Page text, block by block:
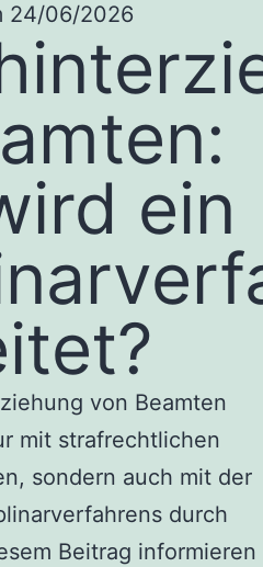
24/06/2026
ein
von Beamten
mit strafrechtlichen
sondern auch mit der
durch
Beitrag informieren